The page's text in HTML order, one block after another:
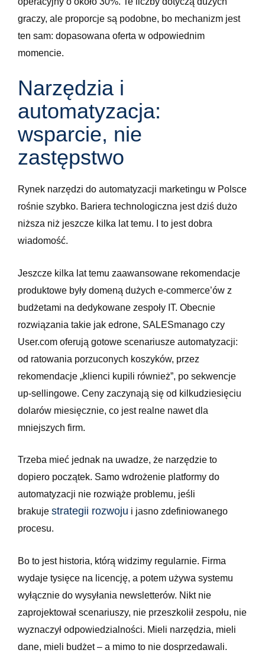
graczy, ale proporcje są podobne, bo mechanizm jest
ten sam: dopasowana oferta w odpowiednim
momencie.
Narzędzia i
automatyzacja:
wsparcie, nie
zastępstwo
Rynek narzędzi do automatyzacji marketingu w Polsce
rośnie szybko. Bariera technologiczna jest dziś dużo
niższa niż jeszcze kilka lat temu. I to jest dobra
wiadomość.
Jeszcze kilka lat temu zaawansowane rekomendacje
produktowe były domeną dużych e-commerce’ów z
budżetami na dedykowane zespoły IT. Obecnie
rozwiązania takie jak edrone, SALESmanago czy
User.com oferują gotowe scenariusze automatyzacji:
od ratowania porzuconych koszyków, przez
rekomendacje „klienci kupili również”, po sekwencje
up-sellingowe. Ceny zaczynają się od kilkudziesięciu
dolarów miesięcznie, co jest realne nawet dla
mniejszych firm.
Trzeba mieć jednak na uwadze, że narzędzie to
dopiero początek. Samo wdrożenie platformy do
automatyzacji nie rozwiąże problemu, jeśli
brakuje strategii rozwoju i jasno zdefiniowanego
procesu.
Bo to jest historia, którą widzimy regularnie. Firma
wydaje tysięce na licencję, a potem używa systemu
wyłącznie do wysyłania newsletterów. Nikt nie
zaprojektował scenariuszy, nie przeszkolił zespołu, nie
wyznaczył odpowiedzialności. Mieli narzędzia, mieli
dane, mieli budżet – a mimo to nie dosprzedawali.